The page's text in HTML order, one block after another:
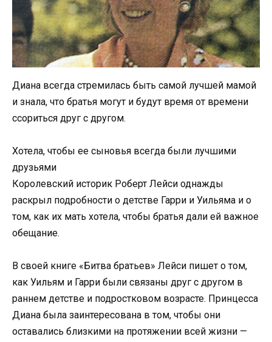
Диана всегда стремилась быть самой лучшей мамой
и знала, что братья могут и будут время от времени
ссориться друг с другом.
Хотела, чтобы ее сыновья всегда были лучшими
друзьями
Королевский историк Роберт Лейси однажды
раскрыл подробности о детстве Гарри и Уильяма и о
том, как их мать хотела, чтобы братья дали ей важное
обещание.
В своей книге «Битва братьев» Лейси пишет о том,
как Уильям и Гарри были связаны друг с другом в
раннем детстве и подростковом возрасте. Принцесса
Диана была заинтересована в том, чтобы они
оставались близкими на протяжении всей жизни —